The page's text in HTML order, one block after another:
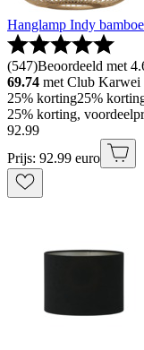
Hanglamp Indy
(547)Beoordeeld met
69.74 met Club Karwei
25% korting25%
25% korting,
92.99
Prijs: 92.99 euro